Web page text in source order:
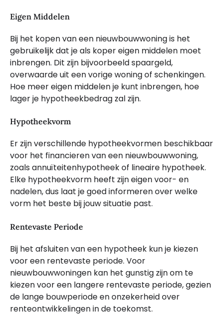
Eigen Middelen
Bij het kopen van een nieuwbouwwoning is het
gebruikelijk dat je als koper eigen middelen moet
inbrengen. Dit zijn bijvoorbeeld spaargeld,
overwaarde uit een vorige woning of schenkingen.
Hoe meer eigen middelen je kunt inbrengen, hoe
lager je hypotheekbedrag zal zijn.
Hypotheekvorm
Er zijn verschillende hypotheekvormen beschikbaar
voor het financieren van een nieuwbouwwoning,
zoals annuïteitenhypotheek of lineaire hypotheek.
Elke hypotheekvorm heeft zijn eigen voor- en
nadelen, dus laat je goed informeren over welke
vorm het beste bij jouw situatie past.
Rentevaste Periode
Bij het afsluiten van een hypotheek kun je kiezen
voor een rentevaste periode. Voor
nieuwbouwwoningen kan het gunstig zijn om te
kiezen voor een langere rentevaste periode, gezien
de lange bouwperiode en onzekerheid over
renteontwikkelingen in de toekomst.